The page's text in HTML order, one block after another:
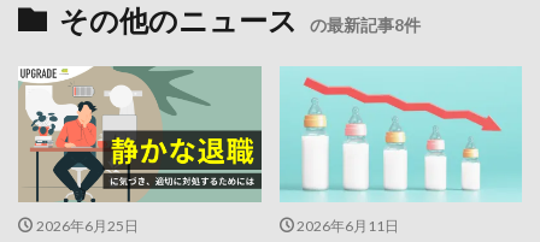
その他のニュース の最新記事8件
2026年6月25日 2026年6月11日